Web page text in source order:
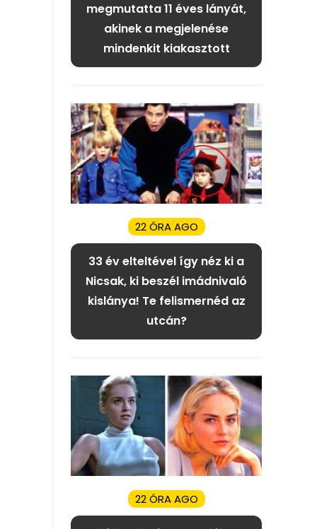
megmutatta 11 éves lányát,
akinek a megjelenése
mindenkit kiakasztott
22 ÓRA AGO
33 év elteltével így néz ki a
Nicsak, ki beszél imádnivaló
kislánya! Te felismernéd az
utcán?
22 ÓRA AGO